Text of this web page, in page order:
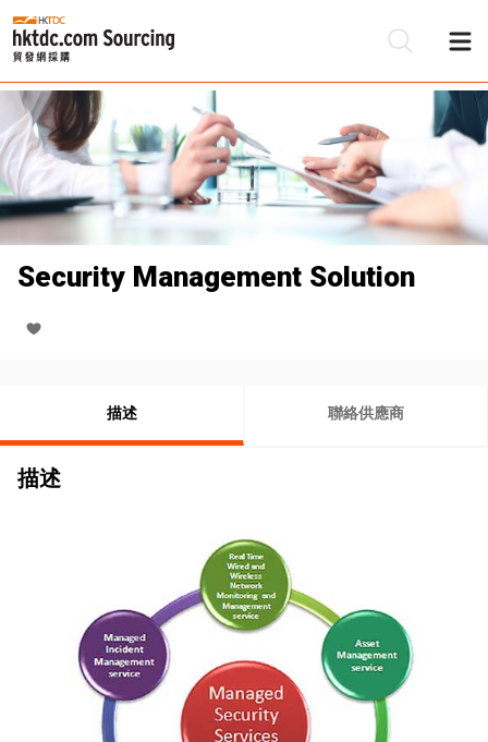
Security Management Solution
描述 聯絡供應商
描述